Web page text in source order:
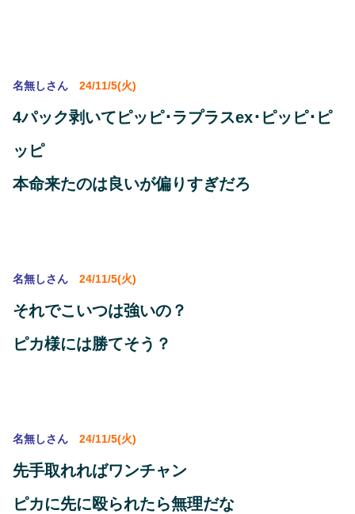
名無しさん 24/11/5(火)
4パック剥いてピッピ･ラプラスex･ピッピ･ピ
ッピ
本命来たのは良いが偏りすぎだろ
名無しさん 24/11/5(火)
それでこいつは強いの？
ピカ様には勝てそう？
名無しさん 24/11/5(火)
先手取れればワンチャン
ピカに先に殴られたら無理だな